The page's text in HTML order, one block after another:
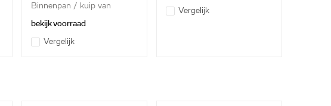
Binnenpan / kuip van
Actifry frit...
bekijk voorraad
Vergelijk
Vergelijk